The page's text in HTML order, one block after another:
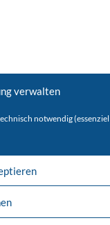
verwalten
notwendig